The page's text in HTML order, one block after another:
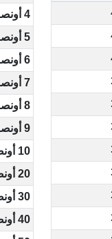
4 أونصة عيار 24
5 أونصة عيار 24
6 أونصة عيار 24
7 أونصة عيار 24
8 أونصة عيار 24
9 أونصة عيار 24
10 أونصة عيار 24
20 أونصة عيار 24
30 أونصة عيار 24
40 أونصة عيار 24